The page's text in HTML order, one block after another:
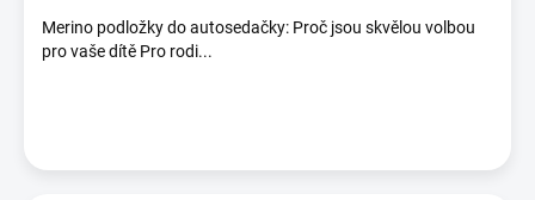
Merino podložky do autosedačky: Proč jsou skvělou volbou
pro vaše dítě Pro rodi...